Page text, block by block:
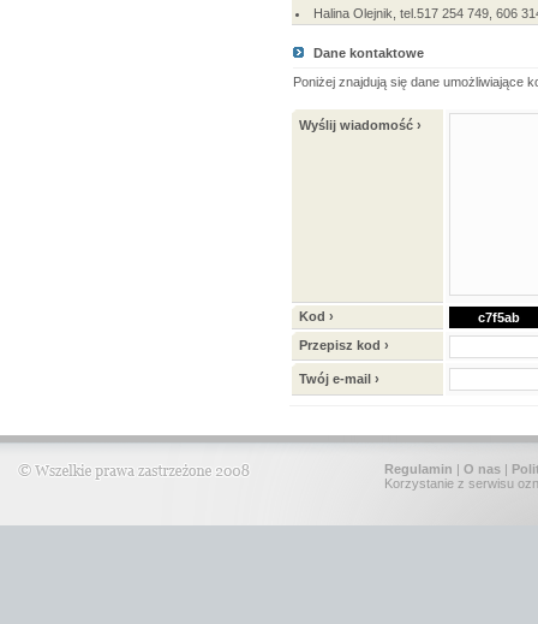
Halina Olejnik, tel.517 254 749, 606
Dane kontaktowe
Poniżej znajdują się dane umożliwiające
Wyślij wiadomość ›
Kod ›
c7f5ab
Przepisz kod ›
Twój e-mail ›
Regulamin | O nas |
Korzystanie z serwisu